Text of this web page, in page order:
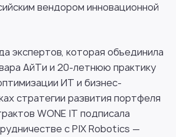
вендором инновационной
экспертов, которая объединила
АйТи и 20-летнюю практику
ИТ и бизнес-
стратегии развития портфеля
WONE IT подписала
с PIX Robotics —